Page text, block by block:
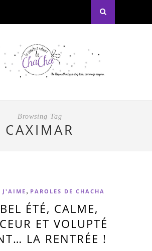
Browsing Tag
CAXIMAR
J'AIME, PAROLES DE CHACHA
ÉTÉ, CALME,
ET VOLUPTÉ
LA RENTRÉE !